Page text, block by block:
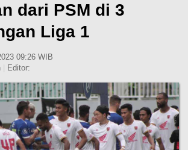
dari PSM di 3
Liga 1
09:26 WIB
Editor: